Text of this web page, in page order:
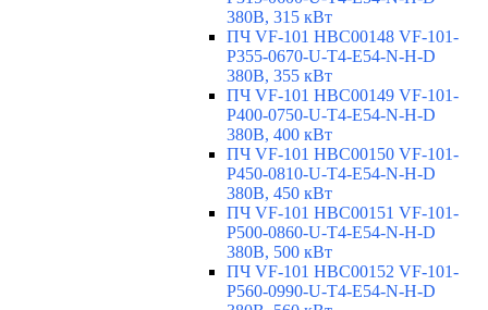
380В, 315 кВт
ПЧ VF-101 HBC00148 VF-101-
P355-0670-U-T4-E54-N-H-D
380В, 355 кВт
ПЧ VF-101 HBC00149 VF-101-
P400-0750-U-T4-E54-N-H-D
380В, 400 кВт
ПЧ VF-101 HBC00150 VF-101-
P450-0810-U-T4-E54-N-H-D
380В, 450 кВт
ПЧ VF-101 HBC00151 VF-101-
P500-0860-U-T4-E54-N-H-D
380В, 500 кВт
ПЧ VF-101 HBC00152 VF-101-
P560-0990-U-T4-E54-N-H-D